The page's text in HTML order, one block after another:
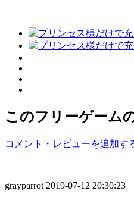
このフリーゲーム
コメント・レビューを追加す
grayparrot 2019-07-12 20:30:23